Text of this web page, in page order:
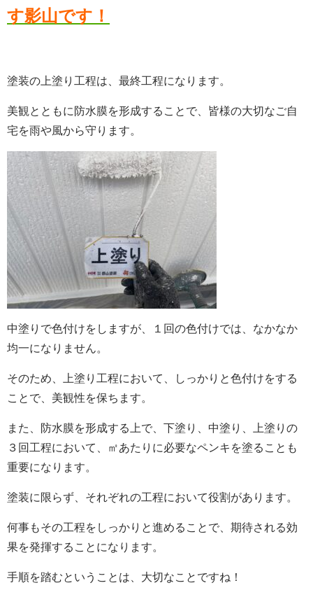
す影山です！
塗装の上塗り工程は、最終工程になります。
美観とともに防水膜を形成することで、皆様の大切なご自
宅を雨や風から守ります。
中塗りで色付けをしますが、１回の色付けでは、なかなか
均一になりません。
そのため、上塗り工程において、しっかりと色付けをする
ことで、美観性を保ちます。
また、防水膜を形成する上で、下塗り、中塗り、上塗りの
３回工程において、㎡あたりに必要なペンキを塗ることも
重要になります。
塗装に限らず、それぞれの工程において役割があります。
何事もその工程をしっかりと進めることで、期待される効
果を発揮することになります。
手順を踏むということは、大切なことですね！